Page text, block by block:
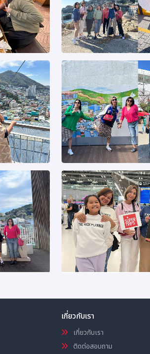
เกี่ยวกับเรา
เกี่ยวกับเรา
ติดต่อสอบถาม